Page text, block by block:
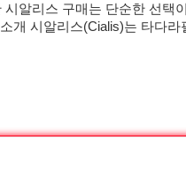
알리스 구매는 단순한 선택
개 시알리스(Cialis)는 타다